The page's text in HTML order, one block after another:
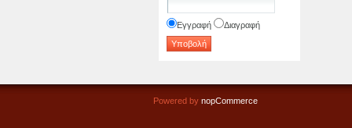
Εγγραφή Διαγραφή
Powered by nopCommerce